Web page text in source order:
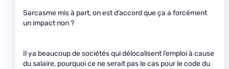
Sarcasme mis à part, on est d’accord que ça a forcément
un impact non ?
Il ya beaucoup de sociétés qui délocalisent l’emploi à cause
du salaire, pourquoi ce ne serait pas le cas pour le code du